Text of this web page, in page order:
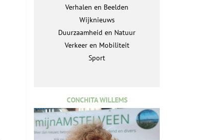
Verhalen en Beelden
Wijknieuws
Duurzaamheid en Natuur
Verkeer en Mobiliteit
Sport
CONCHITA WILLEMS